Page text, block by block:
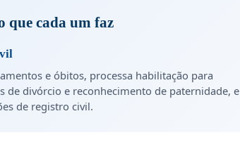
que cada um faz
e óbitos, processa habilitação para
de divórcio e reconhecimento de paternidade, e
de registro civil.